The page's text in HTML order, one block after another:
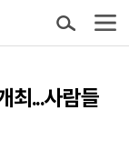
최...사람들